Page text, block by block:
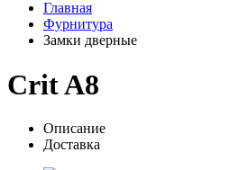
Главная
Фурнитура
Замки дверные
Crit A8
Описание
Доставка